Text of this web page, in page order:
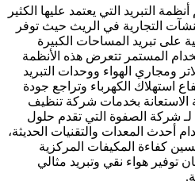
التبريد التي يعتمد عليها الكثير
التجارية في الريث حيث توفر
على تبريد المساحات الكبيرة
المستمر تتعرض هذه الأنظمة
ومجاري الهواء ووحدات التبريد
استهلاك الكهرباء وتراجع جودة
الاستعانة بخدمات شركة تنظيف
شركة الصفوة التي تقدم حلول
أحدث المعدات والتقنيات الحديثة،
كفاءة المكيفات المركزية
توفير هواء نقي وتبريد مثالي